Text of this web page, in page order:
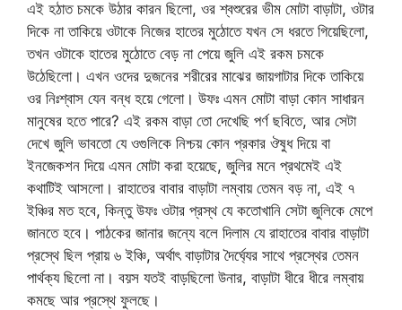
এই হঠাত চমকে উঠার কারন ছিলো, ওর শ্বশুরের ভীম মোটা বাড়াটা, ওটার
দিকে না তাকিয়ে ওটাকে নিজের হাতের মুঠোতে যখন সে ধরতে গিয়েছিলো,
তখন ওটাকে হাতের মুঠোতে বেড় না পেয়ে জুলি এই রকম চমকে
উঠেছিলো। এখন ওদের দুজনের শরীরের মাঝের জায়গাটার দিকে তাকিয়ে
ওর নিঃশ্বাস যেন বন্ধ হয়ে গেলো। উফঃ এমন মোটা বাড়া কোন সাধারন
মানুষের হতে পারে? এই রকম বাড়া তো দেখেছি পর্ণ ছবিতে, আর সেটা
দেখে জুলি ভাবতো যে ওগুলিকে নিশ্চয় কোন প্রকার ঔষুধ দিয়ে বা
ইনজেকশন দিয়ে এমন মোটা করা হয়েছে, জুলির মনে প্রথমেই এই
কথাটিই আসলো। রাহাতের বাবার বাড়াটা লম্বায় তেমন বড় না, এই ৭
ইঞ্চির মত হবে, কিন্তু উফঃ ওটার প্রস্থ যে কতোখানি সেটা জুলিকে মেপে
জানতে হবে। পাঠকের জানার জন্যে বলে দিলাম যে রাহাতের বাবার বাড়াটা
প্রস্থে ছিল প্রায় ৬ ইঞ্চি, অর্থাৎ বাড়াটার দৈর্ঘ্যের সাথে প্রস্থের তেমন
পার্থক্য ছিলো না। বয়স যতই বাড়ছিলো উনার, বাড়াটা ধীরে ধীরে লম্বায়
কমছে আর প্রস্থে ফুলছে।